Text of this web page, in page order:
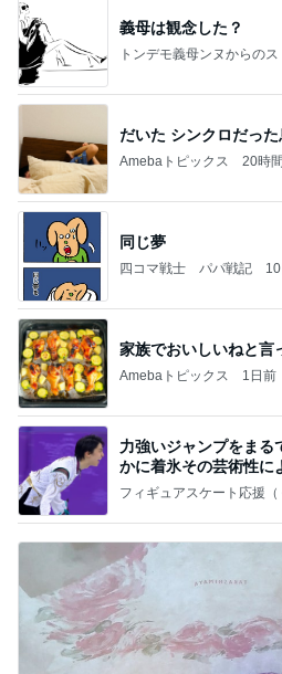
義母は観念した？
トンデモ義母ンヌからのス
だいた シンクロだっ
Amebaトピックス 20時
同じ夢
四コマ戦士 パパ戦記
家族でおいしいねと言
Amebaトピックス 1日前
力強いジャンプをまる
かに着氷その芸術性に
なす
フィギュアスケート応援（